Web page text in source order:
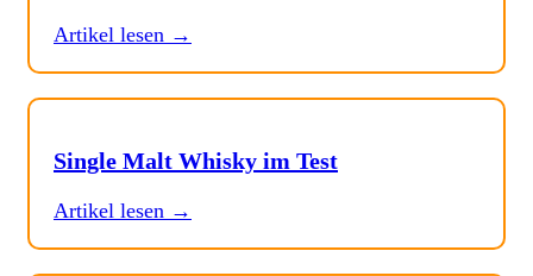
Artikel lesen →
Single Malt Whisky im Test
Artikel lesen →